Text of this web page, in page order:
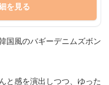
を見る
国風のバギーデニムズボン
と感を演出しつつ、ゆった